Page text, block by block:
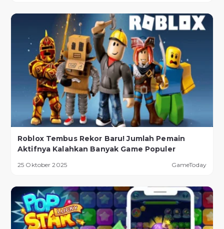
Roblox Tembus Rekor Baru! Jumlah Pemain
Aktifnya Kalahkan Banyak Game Populer
25 Oktober 2025 GameToday